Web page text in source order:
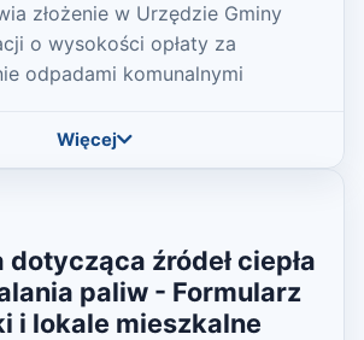
złożenie w Urzędzie Gminy
o wysokości opłaty za
odpadami komunalnymi
Więcej
źródeł ciepła
paliw - Formularz
i lokale mieszkalne